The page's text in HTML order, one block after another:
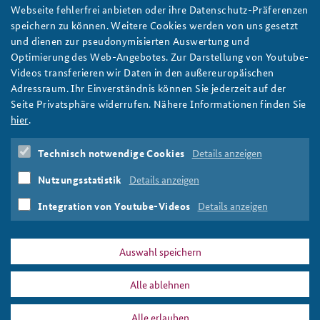
Anfahrt
Freundeskreis
Deutsches Forum Sicherheitspolitik
Arbeitskreis "Junge Sicherheitspolitiker"
Das Sicherheitspolitische Gespräch an der BAKS
Studierendenkonferenz Sicherheitspolitik gestalten
Newsletter-Archiv
Politikberatung in der zweiten Zeitenwende
Deutschland tue sich mit dem Einbezug sicherheitspolitischer
Expertise aus Denkfabriken und Forschung schwer, schreibt Dr.
Karl-Heinz Kamp – und macht in unserem Arbeitspapier
Vorschläge zur Verbesserung der Zusammenarbeit zwischen
Think Tanks und Politik. Foto: BAKS/Witzemann
weiter
Arbeitspapier,Think Tanks,Denkfabriken,Politikberatung,
Bundesregierung,Bundesministerien,Universitäten
Hochschulen
Sicherheitsstudien
Forschung
Auswärtiges Amt,Bundesministerium der
Verteidigung,Bundeskanzleramt
PRESSE DATENSCHUTZ IMPRESSUM FAQ
Webseite fehlerfrei anbieten oder ihre Datenschutz-Präferenzen
speichern zu können. Weitere Cookies werden von uns gesetzt
und dienen zur pseudonymisierten Auswertung und
Optimierung des Web-Angebotes. Zur Darstellung von Youtube-
Videos transferieren wir Daten in den außereuropäischen
Adressraum. Ihr Einverständnis können Sie jederzeit auf der
Seite Privatsphäre widerrufen. Nähere Informationen finden Sie
hier.
Technisch notwendige Cookies Details anzeigen
Nutzungsstatistik Details anzeigen
Integration von Youtube-Videos Details anzeigen
Auswahl speichern
Alle ablehnen
Alle erlauben